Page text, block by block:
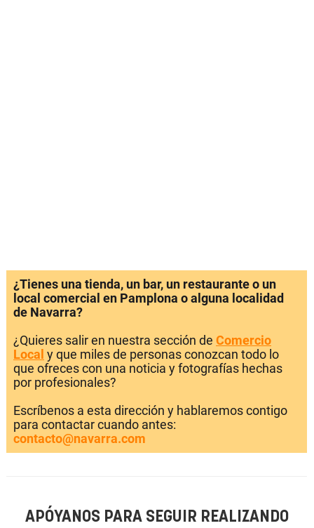
¿Tienes una tienda, un bar, un restaurante o un
local comercial en Pamplona o alguna localidad
de Navarra?
¿Quieres salir en nuestra sección de Comercio
Local y que miles de personas conozcan todo lo
que ofreces con una noticia y fotografías hechas
por profesionales?
Escríbenos a esta dirección y hablaremos contigo
para contactar cuando antes:
contacto@navarra.com
APÓYANOS PARA SEGUIR REALIZANDO